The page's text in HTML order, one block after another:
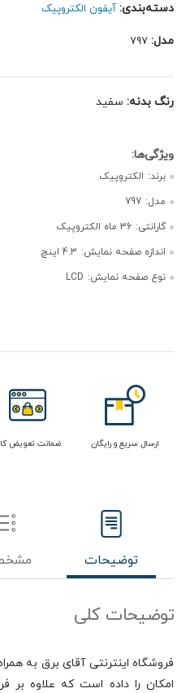
دسته‌بندی: آیفون الکتروپیک
مدل:
رنگ بدنه: سفید
برند: الکتروپیک
مدل: 797
گارانتی: 36 ماه الکتروپیک
اندازه صفحه نمایش: 4.3 اینچ
نوع صفحه نمایش: LCD
ارسال سریع و رایگان ضمانت تعویض
توضیحات
توضیحات کلی
فروشگاه اینترنتی آقای برق به
امکان را داده است که علاوه